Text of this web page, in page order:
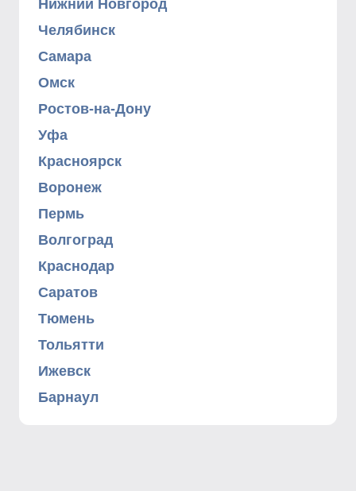
Нижний Новгород
Челябинск
Самара
Омск
Ростов-на-Дону
Уфа
Красноярск
Воронеж
Пермь
Волгоград
Краснодар
Саратов
Тюмень
Тольятти
Ижевск
Барнаул